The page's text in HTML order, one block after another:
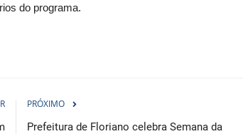
do programa.
PRÓXIMO
Prefeitura de Floriano celebra Semana da